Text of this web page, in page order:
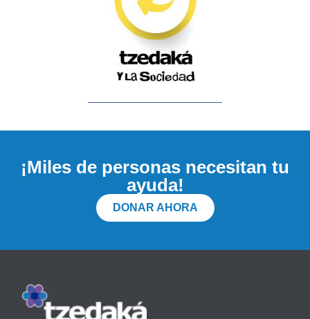
¡Miles de personas necesitan tu
ayuda!
DONAR AHORA